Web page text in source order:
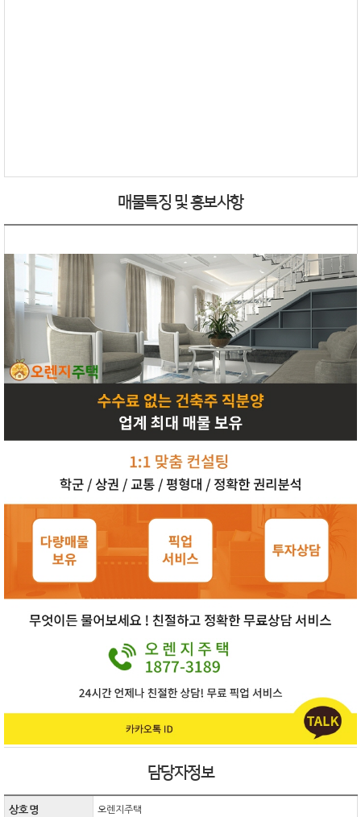
매물특징 및 홍보사항
담당자정보
상호명 오렌지주택